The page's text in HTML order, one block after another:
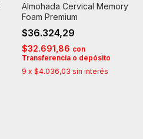
Almohada Cervical Memory
Foam Premium
$36.324,29
$32.691,86 con
Transferencia o depósito
9 x $4.036,03 sin interés